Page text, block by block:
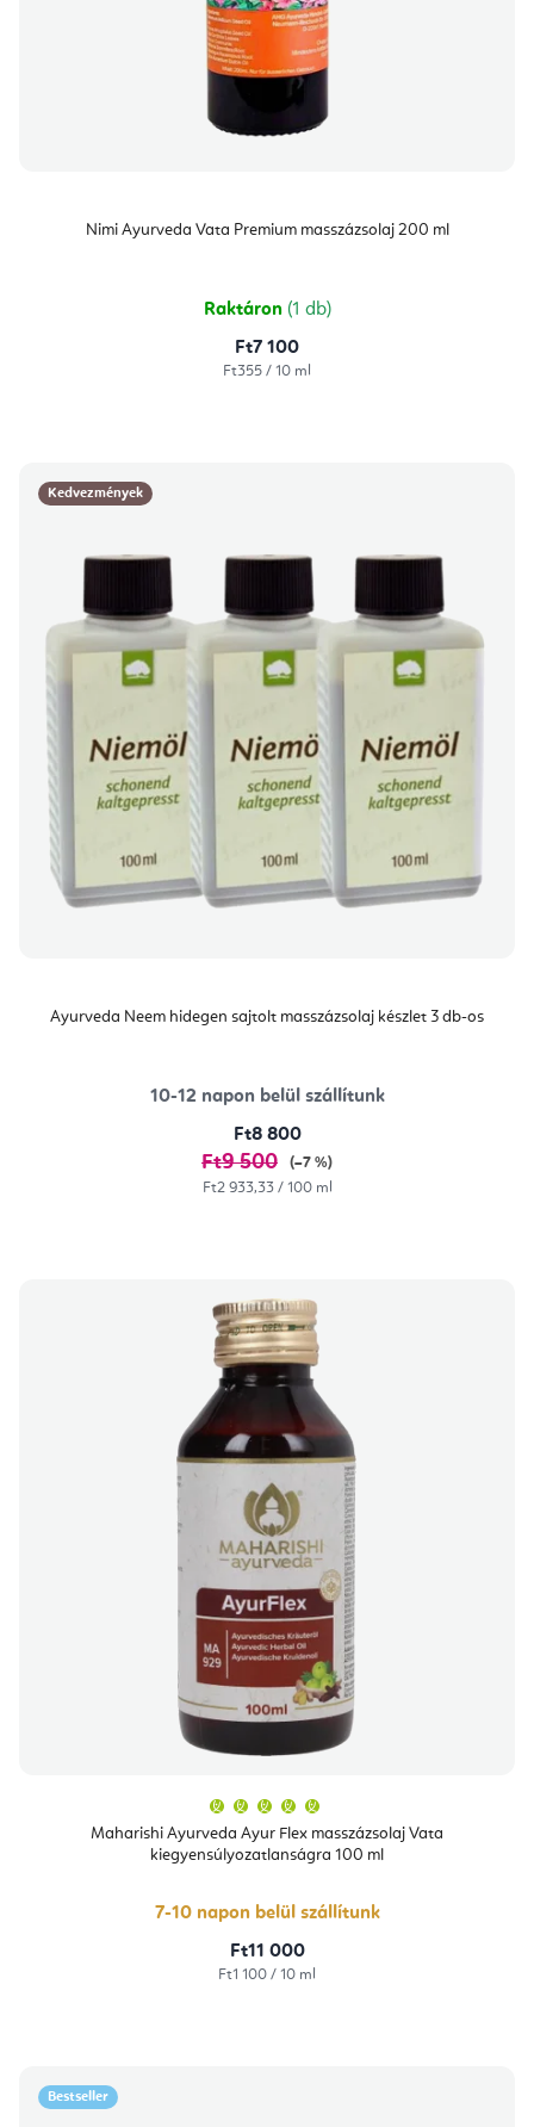
Nimi Ayurveda Vata Premium masszázsolaj 200 ml
Raktáron (1 db)
Ft7 100
Egységár:
Ft355 / 10 ml
Kedvezmények
Ayurveda Neem hidegen sajtolt masszázsolaj készlet 3 db-os
10-12 napon belül szállítunk
Ft8 800
Ft9 500
(–7 %)
Egységár:
Ft2 933,33 / 100 ml
Maharishi Ayurveda Ayur Flex masszázsolaj Vata
kiegyensúlyozatlanságra 100 ml
átlagos
értékelése
5-
csillag.
7-10 napon belül szállítunk
Ft11 000
Egységár:
Ft1 100 / 10 ml
Bestseller